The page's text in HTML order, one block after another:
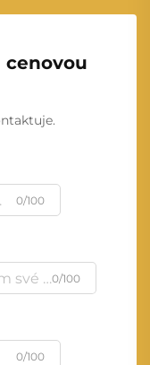
0/100
0/100
0/100